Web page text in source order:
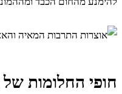
חופי החלומות